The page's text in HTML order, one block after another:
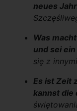
neues
Was
und sei
się z
Es ist Zeit
kannst die